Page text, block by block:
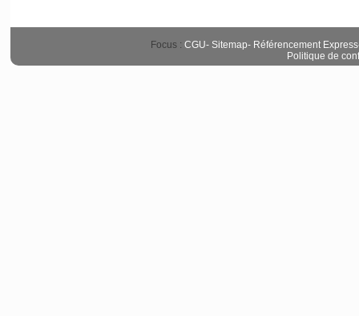
Focus : CGU- Sitemap- Référencement Express
Politique de